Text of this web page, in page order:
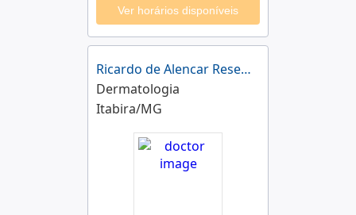
Ver horários disponíveis
Ricardo de Alencar Resende
Dermatologia
Itabira/MG